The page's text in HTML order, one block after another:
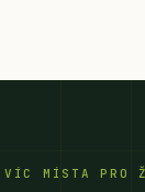
VÍC MÍSTA PRO